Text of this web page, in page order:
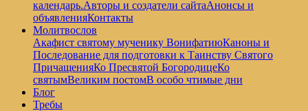
календарь.Авторы и создатели сайтаАнонсы и
объявленияКонтакты
Молитвослов
Акафист святому мученику ВонифатиюКаноны и
Последование для подготовки к Таинству Святого
ПричащенияКо Пресвятой БогородицеКо
святымВеликим постомВ особо чтимые дни
Блог
Требы